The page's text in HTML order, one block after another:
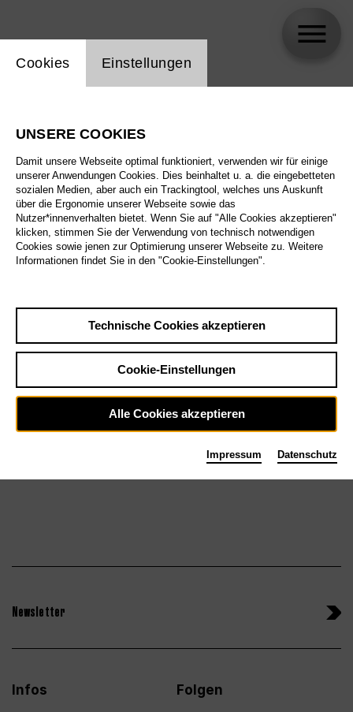
Biographie
Spielplan
Cantadoras III:
Sainkho
Sa 23.1.27,
Preise ab € 20,00
Tischlerei
Sa 23.1.27
Newsletter
Infos
Folgen
Einstellung Website Cookie
Cookies Einstellungen
UNSERE COOKIES
Damit unsere Webseite optimal funktioniert, verwenden wir für einige
unserer Anwendungen Cookies. Dies beinhaltet u. a. die eingebetteten
sozialen Medien, aber auch ein Trackingtool, welches uns Auskunft
über die Ergonomie unserer Webseite sowie das
Nutzer*innenverhalten bietet. Wenn Sie auf "Alle Cookies akzeptieren"
klicken, stimmen Sie der Verwendung von technisch notwendigen
Cookies sowie jenen zur Optimierung unserer Webseite zu. Weitere
Informationen findet Sie in den "Cookie-Einstellungen".
Technische Cookies akzeptieren
Cookie-Einstellungen
Alle Cookies akzeptieren
Impressum Datenschutz